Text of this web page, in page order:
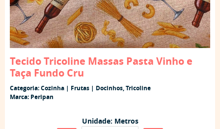
Tecido Tricoline Massas Pasta Vinho e
Taça Fundo Cru
Categoria:Cozinha | Frutas | Docinhos,Tricoline
Marca: Peripan
Unidade: Metros